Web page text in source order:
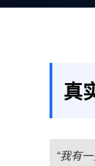
真
“我有